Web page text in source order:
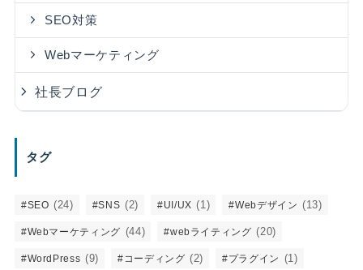
SEO対策
Webマーケティング
社長ブログ
タグ
#SEO (24) #SNS (2) #UI/UX (1) #Webデザイン (13)
#Webマーケティング (44) #webライティング (20)
#WordPress (9) #コーディング (2) #プラグイン (1)